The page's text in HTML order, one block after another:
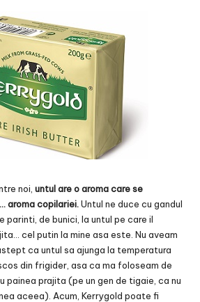
noi, untul are o aroma care se
aroma copilariei.Untul ne duce cu gandul
parinti, de bunici, la untul pe care il
cel putin la mine asa este. Nu aveam
ca untul sa ajunga la temperatura
din frigider, asa ca ma foloseam de
painea prajita (pe un gen de tigaie, ca nu
aceea). Acum, Kerrygold poate fi